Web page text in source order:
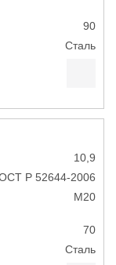
90
Сталь
10,9
Р 52644-2006
М20
70
Сталь